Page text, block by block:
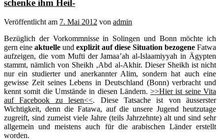
schenke ihm Heil-
Veröffentlicht am 7. Mai 2012 von admin
Bezüglich der Vorkommnisse in Solingen und Bonn möchte ich
gern eine aktuelle und explizit auf diese Situation bezogene Fatwa
aufzeigen, die vom Mufti der Jamaa’ah al-Islaamiyyah in Ägypten
stammt, nämlich von Sheikh ‚Abd al-Akhir. Dieser Sheikh ist nicht
nur ein studierter und anerkannter Alim, sondern hat auch eine
gewisse Zeit seines Lebens in Deutschland (Bonn) verbracht und
kennt somit die Umstände in diesen Ländern.>>Hier ist seine Vita
auf Facebook zu lesen<<. Diese Tatsache ist von äusserster
Wichtigkeit, denn die Fatawa, auf die unsere Jugend heutzutage
zugreift, sind zumeist viele Jahre (teils Jahrzehnte) alt und sind sehr
allgemein und meistens auch für die arabischen Länder erstellt
worden.